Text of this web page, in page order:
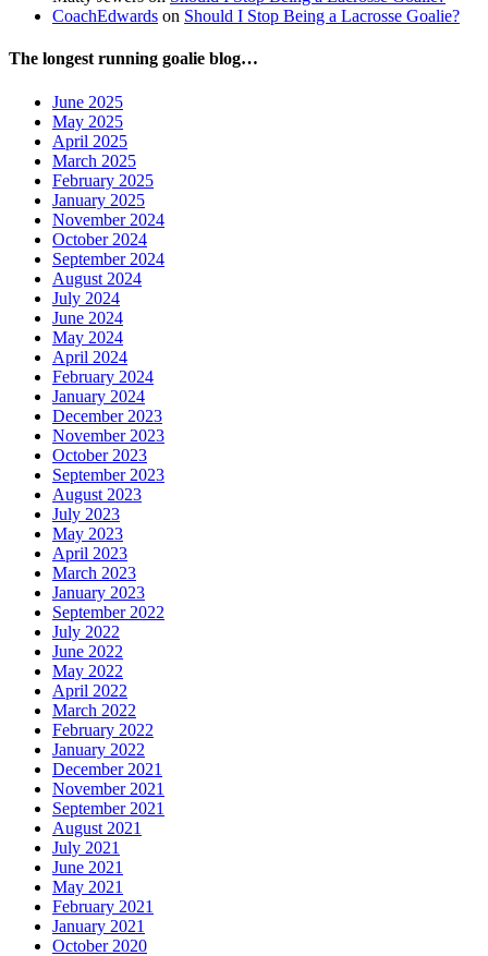
CoachEdwards on Should I Stop Being a Lacrosse Goalie?
The longest running goalie blog…
June 2025
May 2025
April 2025
March 2025
February 2025
January 2025
November 2024
October 2024
September 2024
August 2024
July 2024
June 2024
May 2024
April 2024
February 2024
January 2024
December 2023
November 2023
October 2023
September 2023
August 2023
July 2023
May 2023
April 2023
March 2023
January 2023
September 2022
July 2022
June 2022
May 2022
April 2022
March 2022
February 2022
January 2022
December 2021
November 2021
September 2021
August 2021
July 2021
June 2021
May 2021
February 2021
January 2021
October 2020